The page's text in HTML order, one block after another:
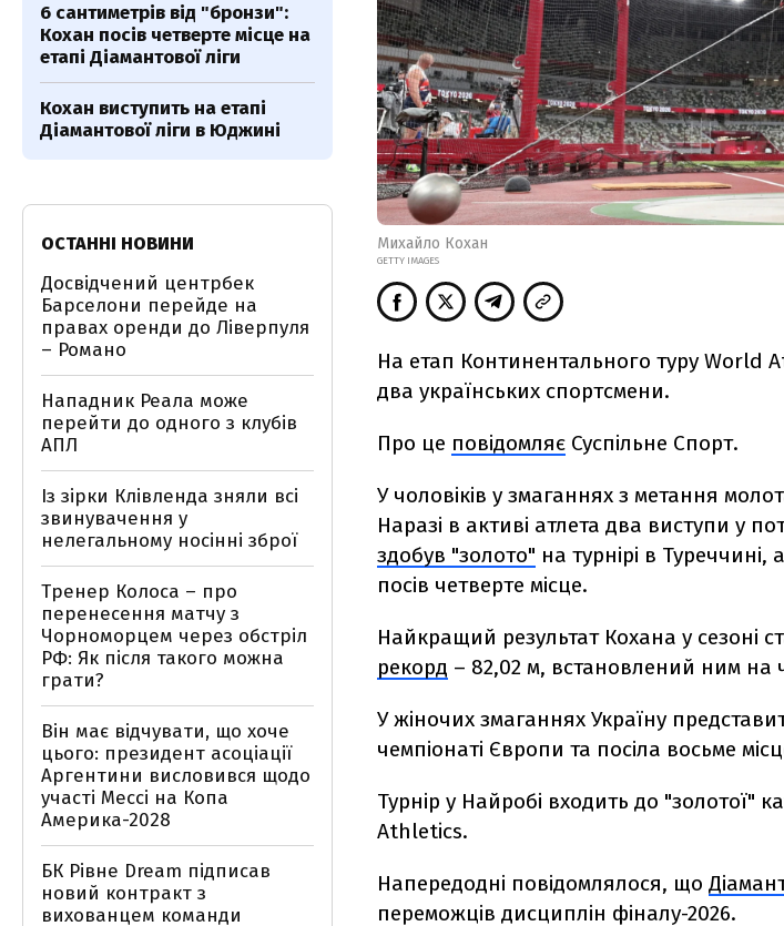
Михайло Кохан
GETTY IMAGES
На етап Континентального туру World
два українських спортсмени.
Про це повідомляє Суспільне Спорт.
У чоловіків у змаганнях з метання
Наразі в активі атлета два виступи у
здобув "золото" на турнірі в
посів четверте місце.
Найкращий результат Кохана у сезоні
рекорд – 82,02 м, встановлений ним на
У жіночих змаганнях Україну
чемпіонаті Європи та посіла восьме
Турнір у Найробі входить до "золотої"
Athletics.
Напередодні повідомлялося, що
переможців дисциплін фіналу-2026.
6 сантиметрів від "бронзи":
Кохан посів четверте місце на
етапі Діамантової ліги
Кохан виступить на етапі
Діамантової ліги в Юджині
ОСТАННІ НОВИНИ
Досвідчений центрбек
Барселони перейде на
правах оренди до Ліверпуля
– Романо
Нападник Реала може
перейти до одного з клубів
АПЛ
Із зірки Клівленда зняли всі
звинувачення у
нелегальному носінні зброї
Тренер Колоса – про
перенесення матчу з
Чорноморцем через обстріл
РФ: Як після такого можна
грати?
Він має відчувати, що хоче
цього: президент асоціації
Аргентини висловився щодо
участі Мессі на Копа
Америка-2028
БК Рівне Dream підписав
новий контракт з
вихованцем команди